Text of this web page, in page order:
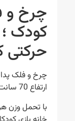
چرخ و
کودک ؛
حرکتی